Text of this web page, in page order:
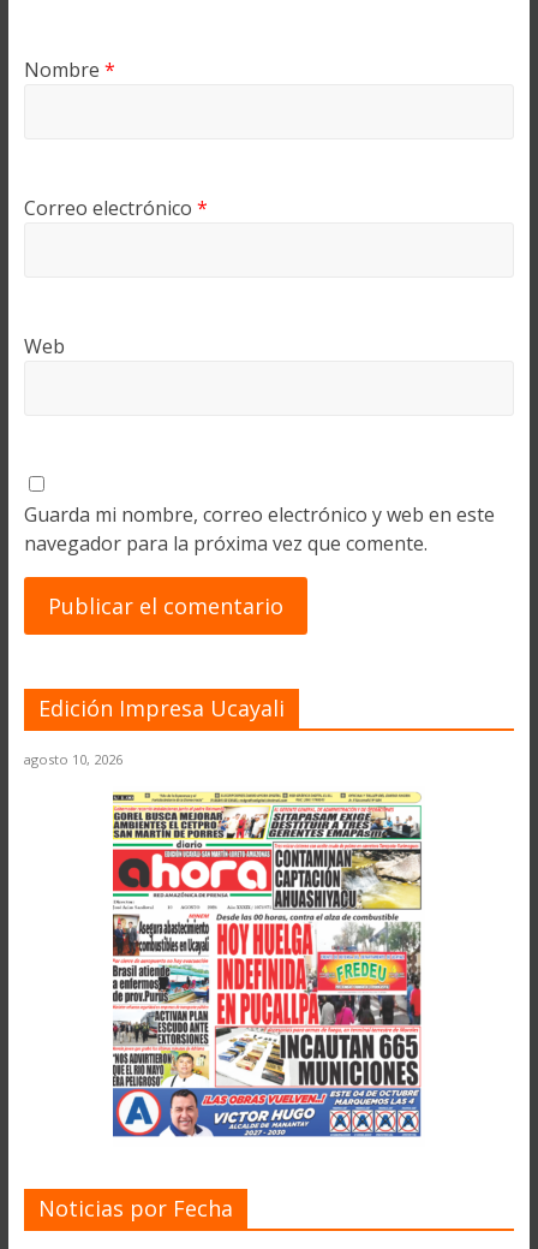
Nombre *
Correo electrónico *
Web
Guarda mi nombre, correo electrónico y web en este
navegador para la próxima vez que comente.
Edición Impresa Ucayali
agosto 10, 2026
Noticias por Fecha